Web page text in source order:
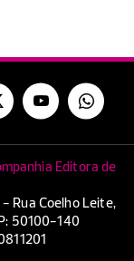
Editora de
Rua Coelho Leite,
50100-140